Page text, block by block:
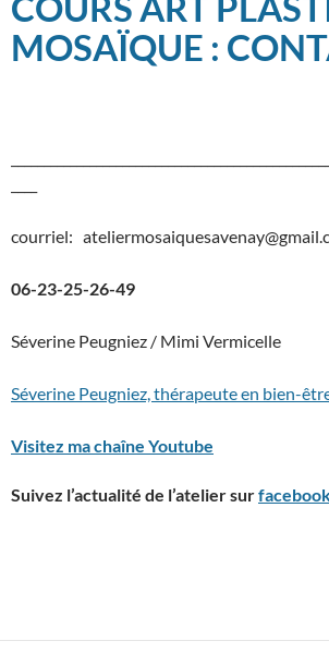
MOSAÏQUE :
courriel:
06-23-25-26-49
Séverine Peugniez / Mimi Vermicelle
Séverine Peugniez, thérapeute en bien-
Visitez ma chaîne Youtube
Suivez l’actualité de l’atelier sur